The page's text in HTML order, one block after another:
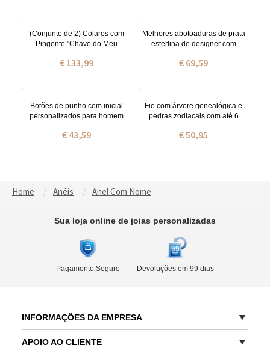
(Conjunto de 2) Colares com
Pingente "Chave do Meu
Nome e Pedra de Nascimento
€ 133,99
Melhores abotoaduras de prata
esterlina de designer com
€ 69,59
Botões de punho com inicial
personalizados para homem
€ 43,59
Fio com árvore genealógica e
pedras zodiacais com até 6
€ 50,95
Home Anéis Anel Com Nome
Sua loja online de joias personalizadas
Pagamento Seguro Devoluções em 99 dias
INFORMAÇÕES DA EMPRESA
APOIO AO CLIENTE